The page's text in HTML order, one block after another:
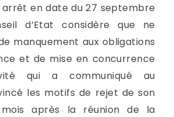
arrêt en date du 27 septembre
d’Etat considère que ne
manquement aux obligations
et de mise en concurrence
qui a communiqué au
les motifs de rejet de son
après la réunion de la